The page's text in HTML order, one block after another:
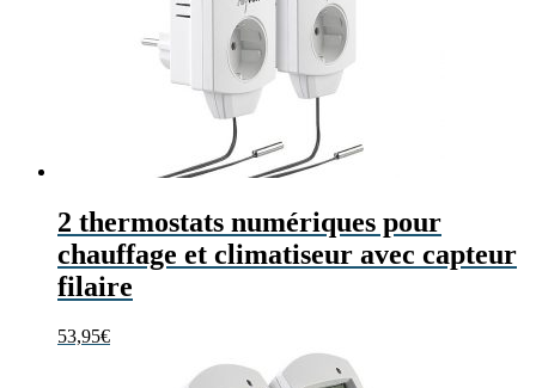
2 thermostats numériques pour
chauffage et climatiseur avec capteur
filaire
53,95€